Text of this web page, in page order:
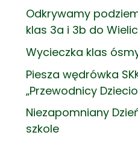
Odkrywamy
klas 3a i 3b do
Wycieczka klas
Piesza wędrówka
„Przewodnicy
Niezapomniany
szkole